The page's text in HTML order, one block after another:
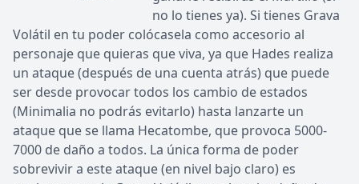
no lo tienes ya). Si tienes Grava
Volátil en tu poder colócasela como accesorio al
personaje que quieras que viva, ya que Hades realiza
un ataque (después de una cuenta atrás) que puede
ser desde provocar todos los cambio de estados
(Minimalia no podrás evitarlo) hasta lanzarte un
ataque que se llama Hecatombe, que provoca 5000-
7000 de daño a todos. La única forma de poder
sobrevivir a este ataque (en nivel bajo claro) es